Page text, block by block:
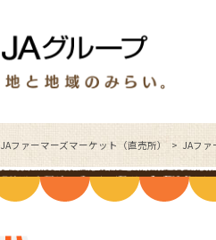
JAファーマーズマーケット（直売所） JAフ